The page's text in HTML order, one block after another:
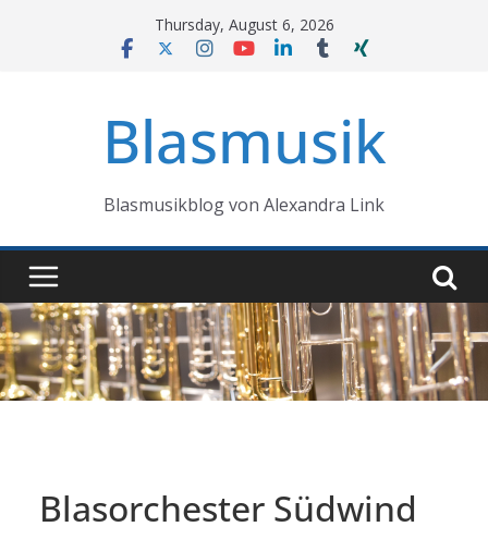
Thursday, August 6, 2026
Blasmusik
Blasmusikblog von Alexandra Link
Blasorchester Südwind